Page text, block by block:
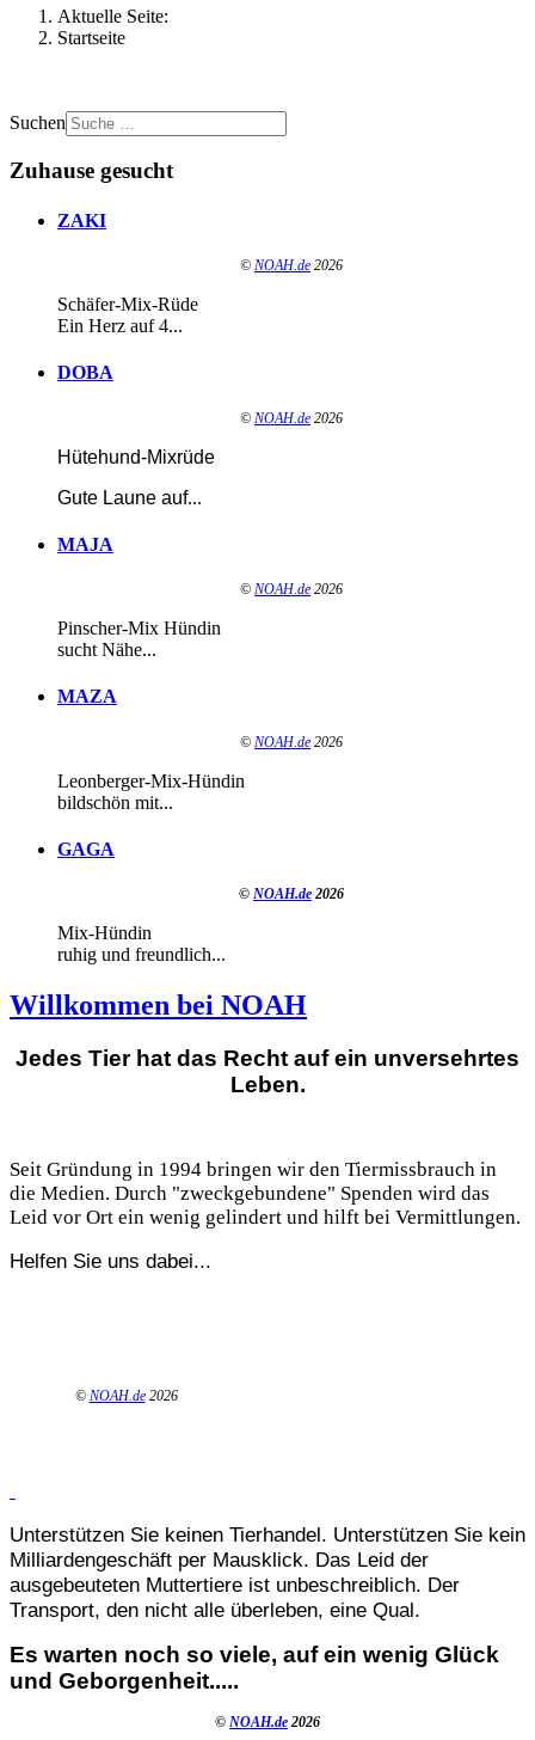
Aktuelle Seite:
Startseite
Suchen
Zuhause gesucht
ZAKI
© NOAH.de 2026
Schäfer-Mix-Rüde
Ein Herz auf 4...
DOBA
© NOAH.de 2026
Hütehund-Mixrüde
Gute Laune auf...
MAJA
© NOAH.de 2026
Pinscher-Mix Hündin
sucht Nähe...
MAZA
© NOAH.de 2026
Leonberger-Mix-Hündin
bildschön mit...
GAGA
© NOAH.de 2026
Mix-Hündin
ruhig und freundlich...
Willkommen bei NOAH
Jedes Tier hat das Recht auf ein unversehrtes
Leben.
Seit Gründung in 1994 bringen wir den Tiermissbrauch in
die Medien. Durch "zweckgebundene" Spenden wird das
Leid vor Ort ein wenig gelindert und hilft bei Vermittlungen.
Helfen Sie uns dabei...
© NOAH.de 2026
Unterstützen Sie keinen Tierhandel. Unterstützen Sie kein
Milliardengeschäft per Mausklick. Das Leid der
ausgebeuteten Muttertiere ist unbeschreiblich. Der
Transport, den nicht alle überleben, eine Qual.
Es warten noch so viele, auf ein wenig Glück
und Geborgenheit.....
© NOAH.de 2026